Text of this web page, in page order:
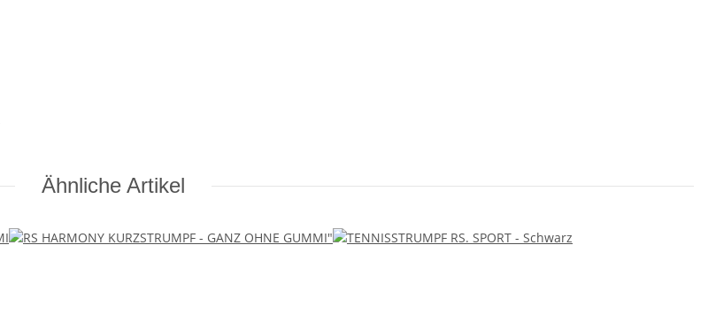
Ähnliche Artikel